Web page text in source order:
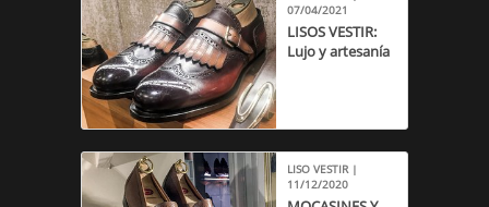
07/04/2021
LISOS VESTIR:
Lujo y artesanía
LISO VESTIR |
11/12/2020